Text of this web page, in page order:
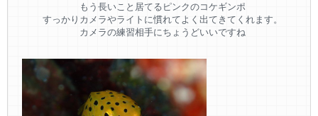
もう長いこと居てるピンクのコケギンポ
すっかりカメラやライトに慣れてよく出てきてくれます。
カメラの練習相手にちょうどいいですね